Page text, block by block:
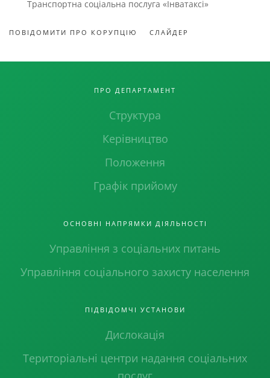
Транспортна соціальна послуга «Інватаксі»
ПОВІДОМИТИ ПРО КОРУПЦІЮ СЛАЙДЕР
ПРО ДЕПАРТАМЕНТ
Структура
Керівництво
Положення
Графік прийому
ОСНОВНІ НАПРЯМКИ ДІЯЛЬНОСТІ
Управління з соціальних питань
Управління соціального захисту населення
ПІДВІДОМЧІ УСТАНОВИ
Дислокація
Територіальні центри надання соціальних